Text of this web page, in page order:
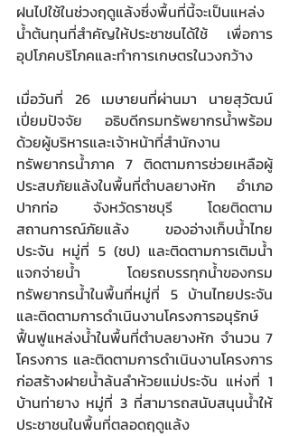
ฝนไปใช้ในช่วงฤดูแล้งซึ่งพื้นที่นี้จะเป็นแหล่ง
น้ำต้นทุนที่สำคัญให้ประชาชนได้ใช้ เพื่อการ
อุปโภคบริโภคและทำการเกษตรในวงกว้าง
เมื่อวันที่ 26 เมษายนที่ผ่านมา นายสุวัฒน์
เปี่ยมปัจจัย อธิบดีกรมทรัพยากรน้ำพร้อม
ด้วยผู้บริหารและเจ้าหน้าที่สำนักงาน
ทรัพยากรน้ำภาค 7 ติดตามการช่วยเหลือผู้
ประสบภัยแล้งในพื้นที่ตำบลยางหัก อำเภอ
ปากท่อ จังหวัดราชบุรี โดยติดตาม
สถานการณ์ภัยแล้ง ของอ่างเก็บน้ำไทย
ประจัน หมู่ที่ 5 (ชป) และติดตามการเติมน้ำ
แจกจ่ายน้ำ โดยรถบรรทุกน้ำของกรม
ทรัพยากรน้ำในพื้นที่หมู่ที่ 5 บ้านไทยประจัน
และติดตามการดำเนินงานโครงการอนุรักษ์
ฟื้นฟูแหล่งน้ำในพื้นที่ตำบลยางหัก จำนวน 7
โครงการ และติดตามการดำเนินงานโครงการ
ก่อสร้างฝายน้ำล้นลำห้วยแม่ประจัน แห่งที่ 1
บ้านท่ายาง หมู่ที่ 3 ที่สามารถสนับสนุนน้ำให้
ประชาชนในพื้นที่ตลอดฤดูแล้ง